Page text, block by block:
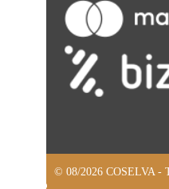
© 08/2026 COSELVA -